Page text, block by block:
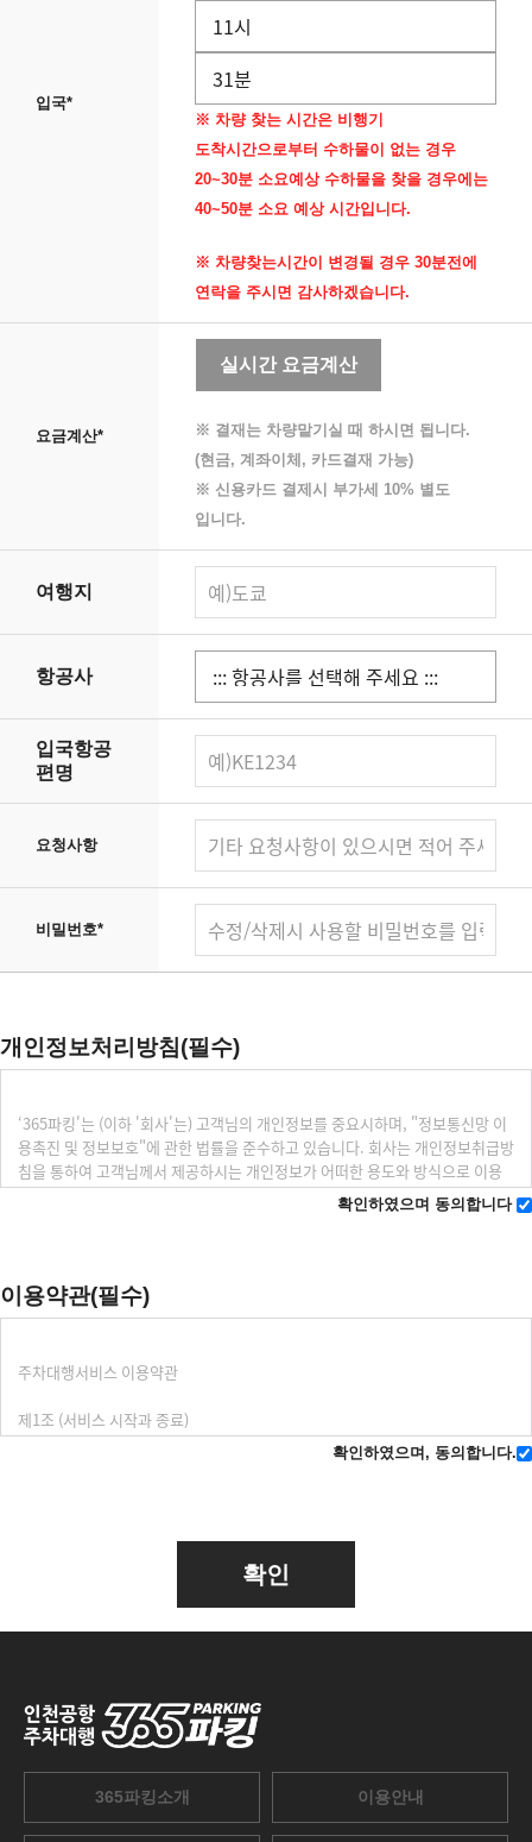
입국*
※ 차량 찾는 시간은 비행기
도착시간으로부터 수하물이 없는 경우
20~30분 소요예상 수하물을 찾을 경우에는
40~50분 소요 예상 시간입니다.
※ 차량찾는시간이 변경될 경우 30분전에
연락을 주시면 감사하겠습니다.
요금계산*
실시간 요금계산
※ 결재는 차량맡기실 때 하시면 됩니다.
(현금, 계좌이체, 카드결재 가능)
※ 신용카드 결제시 부가세 10% 별도
입니다.
여행지
항공사
입국항공
편명
요청사항
비밀번호*
개인정보처리방침(필수)
확인하였으며 동의합니다
이용약관(필수)
확인하였으며, 동의합니다.
확인
365파킹소개 이용안내